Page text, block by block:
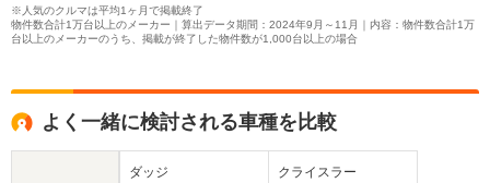
※人気のクルマは平均1ヶ月で掲載終了
物件数合計1万台以上のメーカー｜算出データ期間：2024年9月～11月｜内容：物件数合計1万
台以上のメーカーのうち、掲載が終了した物件数が1,000台以上の場合
よく一緒に検討される車種を比較
ダッジ クライスラー